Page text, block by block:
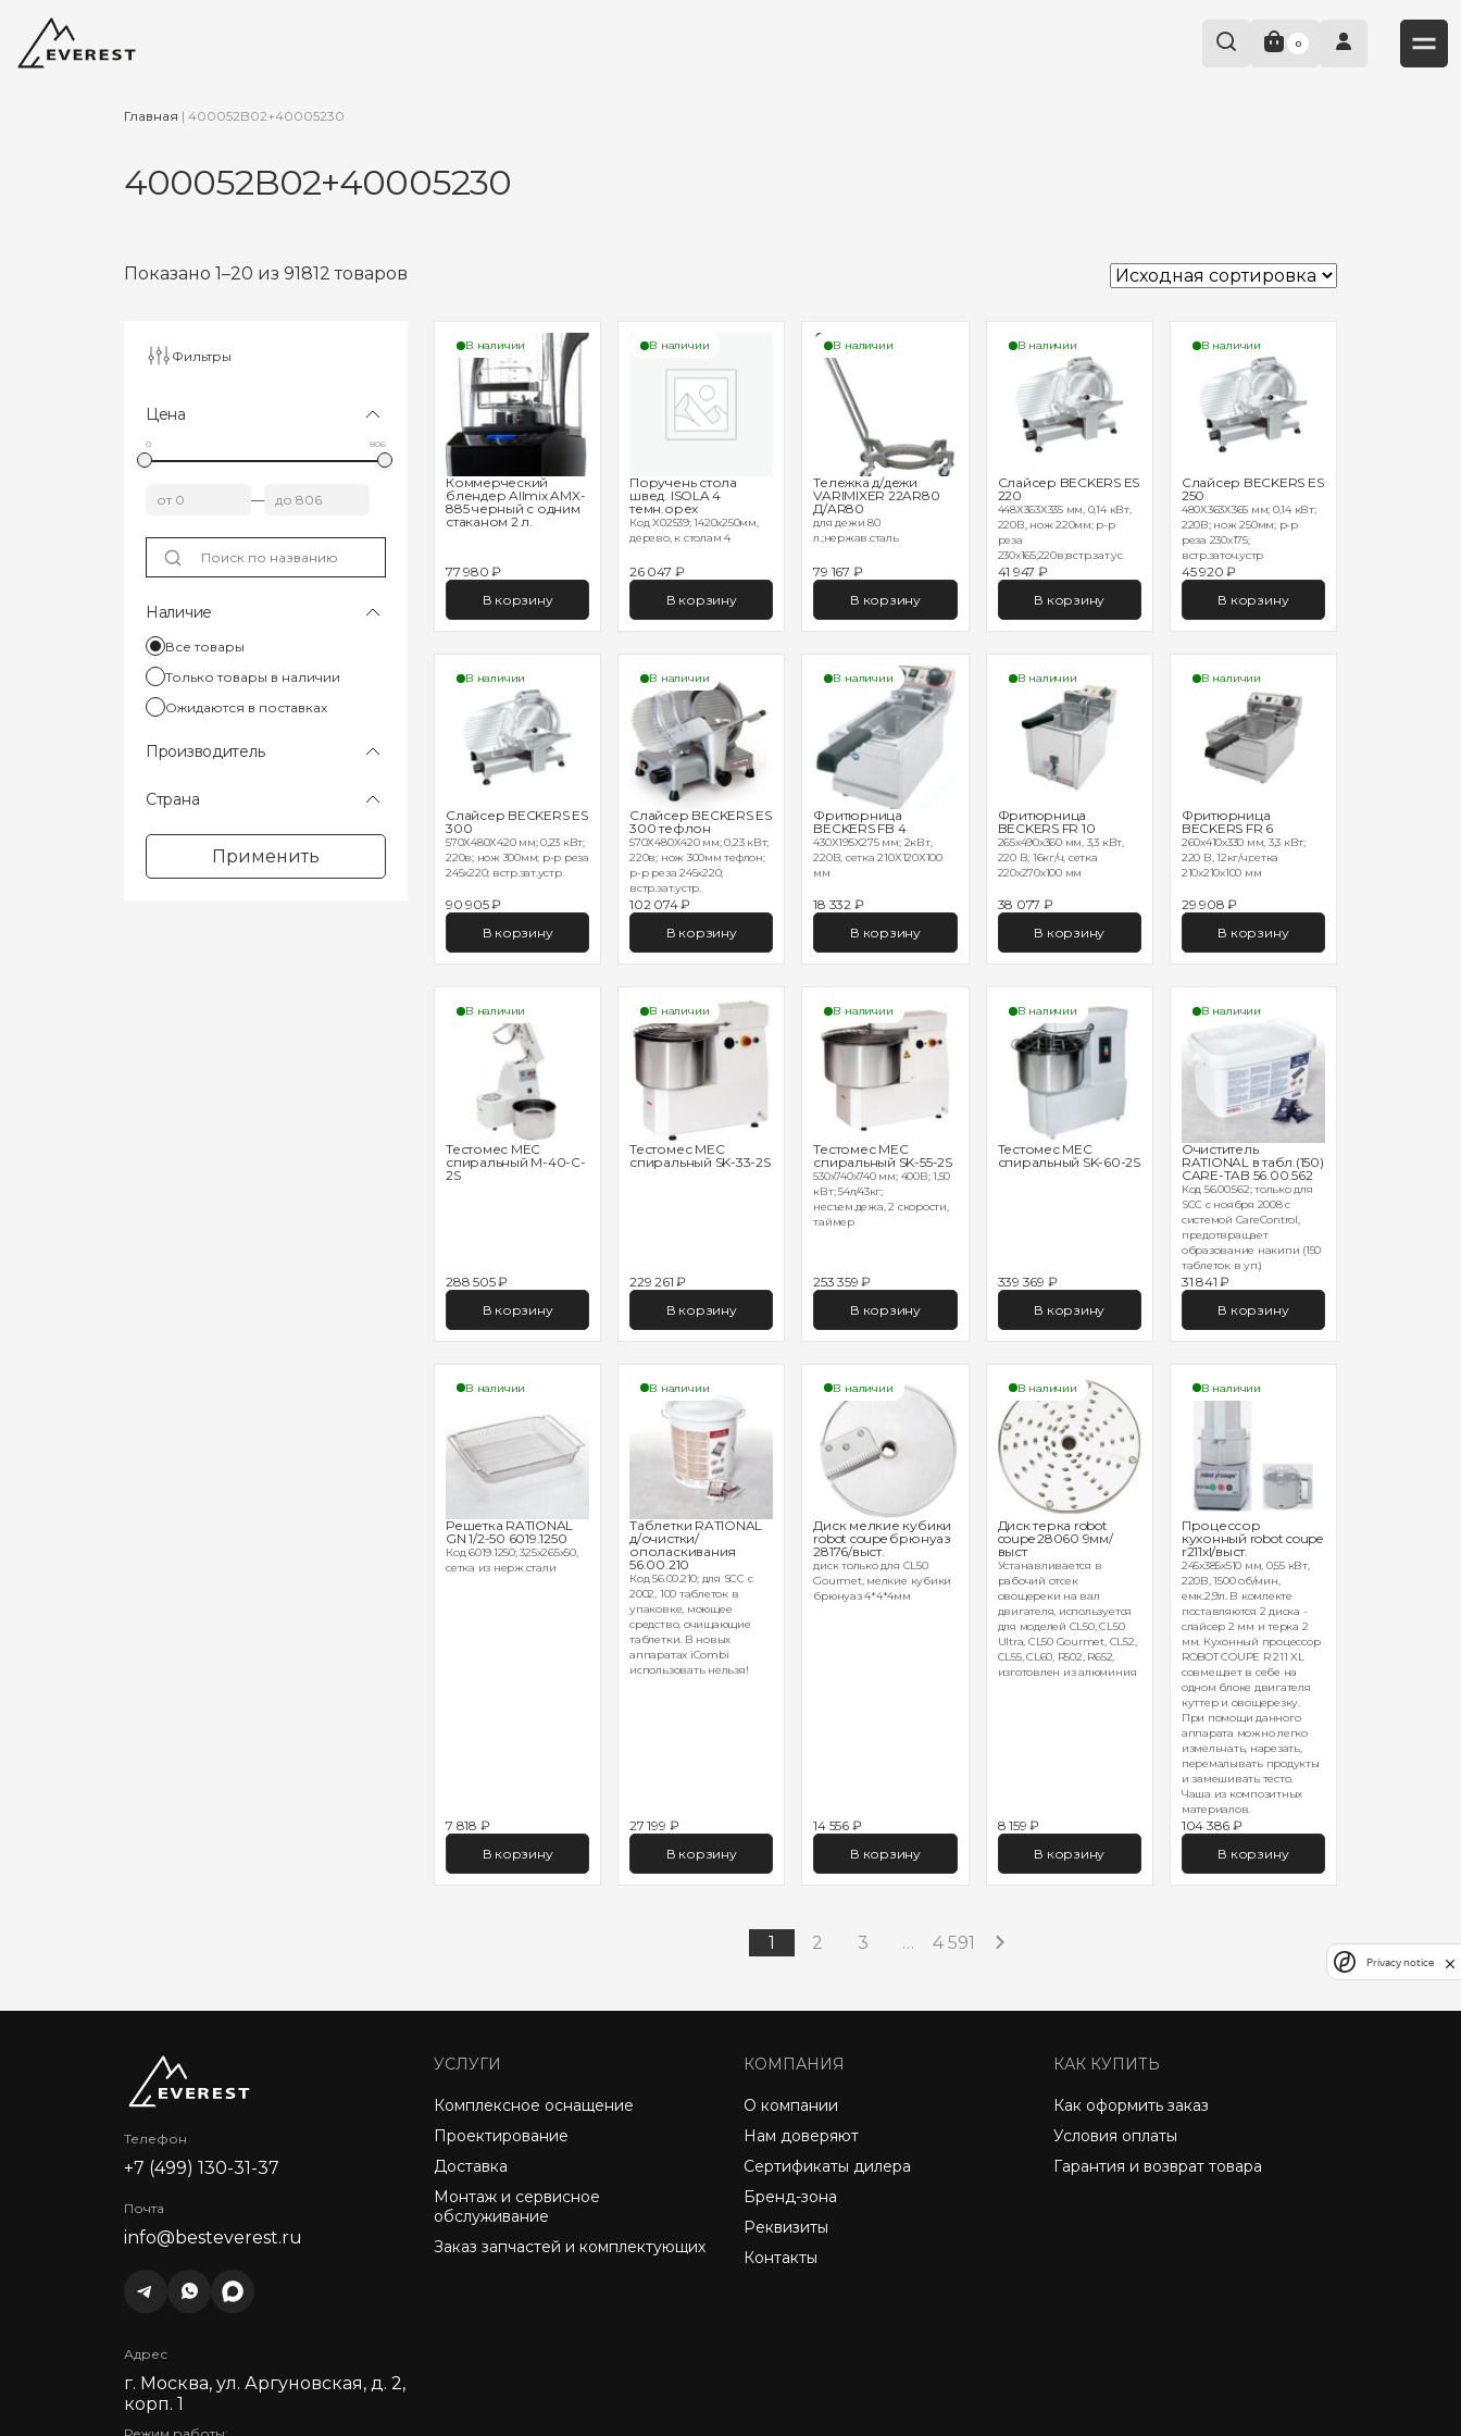
0
Главная | 400052B02+40005230
400052B02+40005230
Показано 1–20 из 91812 товаров
Фильтры
Цена
0 806
—
Наличие
Все товары
Только товары в наличии
Ожидаются в поставках
Производитель
Страна
Применить
В наличии
Коммерческий
блендер Allmix AMX-
885 черный с одним
стаканом 2 л.
77 980 ₽
В корзину
В наличии
Поручень стола
швед. ISOLA 4
темн.орех
Код X02539; 1420х250мм,
дерево, к столам 4
26 047 ₽
В корзину
В наличии
Тележка д/дежи
VARIMIXER 22AR80
Д/AR80
для дежи 80
л.;нержав.сталь
79 167 ₽
В корзину
В наличии
Слайсер BECKERS ES
220
448Х363Х335 мм, 0,14 кВт,
220В, нож 220мм; р-р
реза
230х165;220в;встр.зат.ус
41 947 ₽
В корзину
В наличии
Слайсер BECKERS ES
250
480Х363Х365 мм; 0,14 кВт;
220В; нож 250мм; р-р
реза 230х175;
встр.заточ.устр
45 920 ₽
В корзину
В наличии
Слайсер BECKERS ES
300
570Х480Х420 мм; 0,23 кВт;
220в; нож 300мм; р-р реза
245х220; встр.зат.устр.
90 905 ₽
В корзину
В наличии
Слайсер BECKERS ES
300 тефлон
570Х480Х420 мм; 0,23 кВт;
220в; нож 300мм тефлон;
р-р реза 245х220;
встр.зат.устр.
102 074 ₽
В корзину
В наличии
Фритюрница
BECKERS FB 4
430X195X275 мм; 2кВт,
220В, сетка 210Х120Х100
мм
18 332 ₽
В корзину
В наличии
Фритюрница
BECKERS FR 10
265x490x360 мм, 3,3 кВт,
220 В, 16кг/ч, сетка
220х270х100 мм
38 077 ₽
В корзину
В наличии
Фритюрница
BECKERS FR 6
260x410x330 мм, 3,3 кВт;
220 В, 12кг/ч;сетка
210х210х100 мм
29 908 ₽
В корзину
В наличии
Тестомес MEC
спиральный M-40-C-
2S
288 505 ₽
В корзину
В наличии
Тестомес MEC
спиральный SK-33-2S
229 261 ₽
В корзину
В наличии
Тестомес MEC
спиральный SK-55-2S
530х740х740 мм; 400В; 1,50
кВт; 54л/43кг;
несъем.дежа, 2 скорости,
таймер
253 359 ₽
В корзину
В наличии
Тестомес MEC
спиральный SK-60-2S
339 369 ₽
В корзину
В наличии
Очиститель
RATIONAL в табл.(150)
CARE-TAB 56.00.562
Код 56.00.562; только для
SCC с ноября 2008 с
системой CareControl,
предотвращает
образование накипи (150
таблеток в уп.)
31 841 ₽
В корзину
В наличии
Решетка RATIONAL
GN 1/2-50 6019.1250
Код 6019.1250; 325х265х50,
сетка из нерж.стали
7 818 ₽
В корзину
В наличии
Таблетки RATIONAL
д/очистки/
ополаскивания
56.00.210
Код 56.00.210; для SCC с
2002, 100 таблеток в
упаковке, моющее
средство, очищающие
таблетки. В новых
аппаратах iCombi
использовать нельзя!
27 199 ₽
В корзину
В наличии
Диск мелкие кубики
robot coupe брюнуаз
28176/выст.
диск только для CL50
Gourmet, мелкие кубики
брюнуаз 4*4*4мм
14 556 ₽
В корзину
В наличии
Диск терка robot
coupe 28060 9мм/
выст
Устанавливается в
рабочий отсек
овощереки на вал
двигателя, используется
для моделей CL50, CL50
Ultra, CL50 Gourmet, CL52,
CL55, CL60, R502, R652,
изготовлен из алюминия
8 159 ₽
В корзину
В наличии
Процессор
кухонный robot coupe
r211xl/выст.
245х385х510 мм, 0,55 кВт,
220В, 1500 об/мин,
емк.2,9л. В комлекте
поставляются 2 диска -
слайсер 2 мм и терка 2
мм. Кухонный процессор
ROBOT COUPE R 211 XL
совмещает в себе на
одном блоке двигателя
куттер и овощерезку.
При помощи данного
аппарата можно легко
измельчать, нарезать,
перемалывать продукты
и замешивать тесто.
Чаша из композитных
материалов.
104 386 ₽
В корзину
1 2 3 … 4 591
Телефон
+7 (499) 130-31-37
Почта
info@besteverest.ru
Адрес
г. Москва, ул. Аргуновская, д. 2,
корп. 1
УСЛУГИ
Комплексное оснащение
Проектирование
Доставка
Монтаж и сервисное
обслуживание
Заказ запчастей и комплектующих
КОМПАНИЯ
О компании
Нам доверяют
Сертификаты дилера
Бренд-зона
Реквизиты
Контакты
КАК КУПИТЬ
Как оформить заказ
Условия оплаты
Гарантия и возврат товара
Privacy notice